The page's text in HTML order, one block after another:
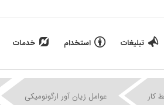
تبلیغات استخدام خدمات
کار | عوامل زیان آور ارگونومیکی